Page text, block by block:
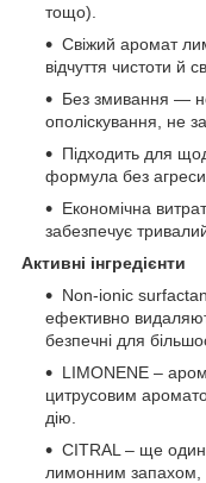
тощо).
Свіжий аромат
відчуття чистоти й
Без змивання —
ополіскування, не
Підходить для
формула без
Економічна
забезпечує
Активні інгредієнти
Non-ionic
ефективно
безпечні для
LIMONENE –
цитрусовим
дію.
CITRAL – ще
лимонним запахом,